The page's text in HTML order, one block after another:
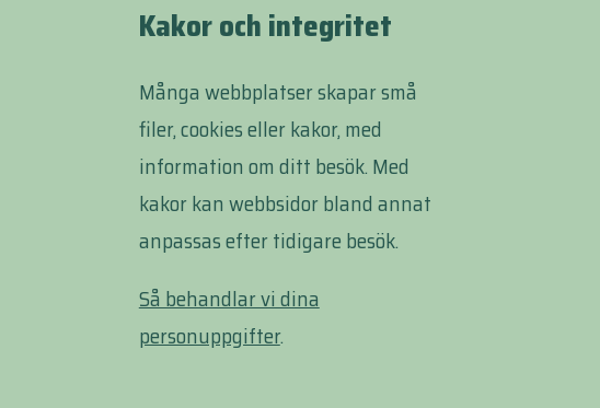
Kakor och integritet
Många webbplatser skapar små
filer, cookies eller kakor, med
information om ditt besök. Med
kakor kan webbsidor bland annat
anpassas efter tidigare besök.
Så behandlar vi dina
personuppgifter.